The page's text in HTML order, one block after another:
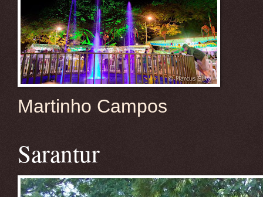
Martinho Campos
Sarantur